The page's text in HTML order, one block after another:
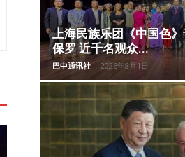
上海民族乐团《中国色
保罗 近千名观众...
巴中通讯社 - 2026年8月1日